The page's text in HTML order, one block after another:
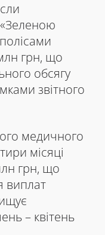
грн, що
обсягу
звітного
медичного
місяці
грн, що
виплат
– квітень